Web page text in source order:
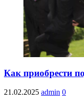
Как приобрести
21.02.2025 admin 0